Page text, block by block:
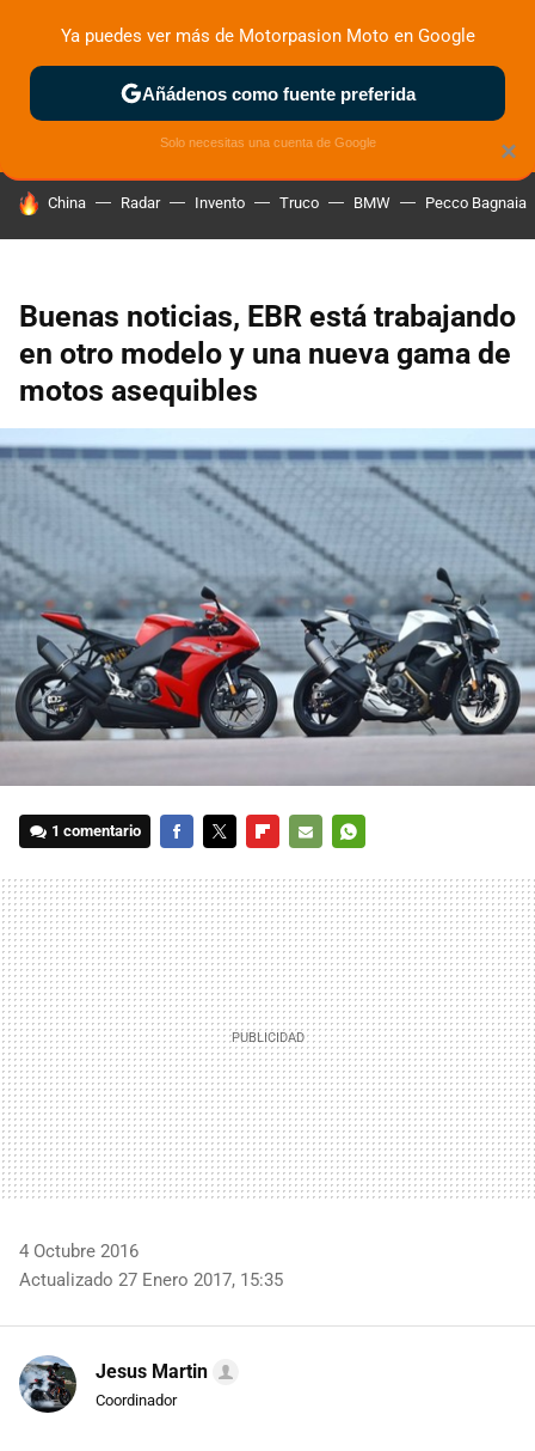
ZONA DE PRUEBAS DEPORTIVAS MOTOS ELÉCTRICAS
HOY SE HABLA DE
China Radar Invento Truco BMW Pecco Bagnaia
Buenas noticias, EBR está trabajando
en otro modelo y una nueva gama de
motos asequibles
1 comentario
MAIL
4 Octubre 2016
Actualizado 27 Enero 2017, 15:35
Jesus Martin
Coordinador
×
Ya puedes ver más de Motorpasion Moto en Google
Añádenos como fuente preferida
Solo necesitas una cuenta de Google